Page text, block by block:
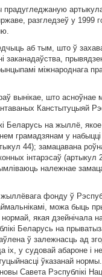
разгледзеў у 1999
аб тым, што ў
заканадаўства,
мiжнароднага
вынiкае, што асноўнае
Канстытуцыяй
на жыллё, якое
грамадзянам у
44); замацавана
iнтарэсаў (артыкул
належнае
фонду ў
можа быць
якая дзейнiчала
Беларусь на
ў залежнасць ад
iх, у судовай абароне i
ўказанай
Савета Рэспублiкi